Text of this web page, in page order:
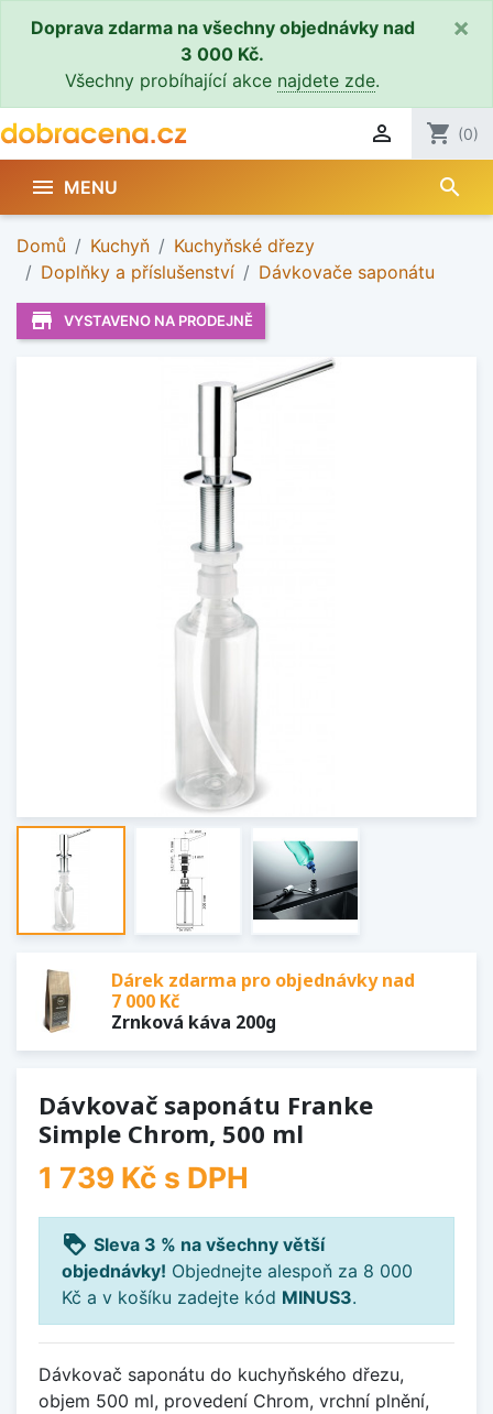
Doprava zdarma na všechny objednávky nad
3 000 Kč.
Všechny probíhající akce najdete zde.
×
 shopping_cart (0)
 MENU search
Domů Kuchyň
Kuchyňské dřezy
Doplňky a příslušenství
Dávkovače saponátu
store_mall_directory VYSTAVENO NA PRODEJNĚ
Dárek zdarma pro objednávky nad
7 000 Kč
Zrnková káva 200g
Dávkovač saponátu Franke
Simple Chrom, 500 ml
1 739 Kč s DPH
loyalty Sleva 3 % na všechny větší
objednávky! Objednejte alespoň za 8 000
Kč a v košíku zadejte kód MINUS3.
Dávkovač saponátu do kuchyňského dřezu,
objem 500 ml, provedení Chrom, vrchní plnění,